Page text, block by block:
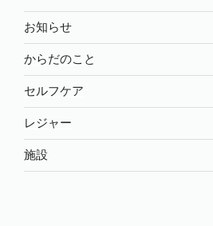
お知らせ
からだのこと
セルフケア
レジャー
施設